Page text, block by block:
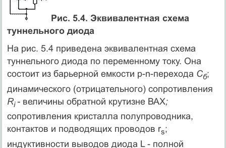
Рис. 5.4. Эквивалентная схема
туннельного диода
На рис. 5.4 приведена эквивалентная схема
туннельного диода по переменному току. Она
состоит из барьерной емкости p-n-перехода Сб;
динамического (отрицательного) сопротивления
Ri -величины обратной крутизне ВАХ;
сопротивления кристалла полупроводника,
контактов и подводящих проводов rs;
индуктивности выводов диода L - полной